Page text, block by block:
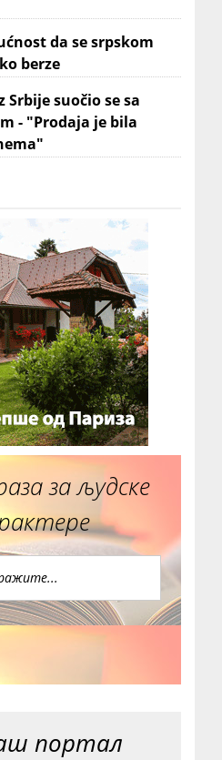
da se srpskom
berze
Srbije suočio se sa
- "Prodaja je bila
за људске
портал